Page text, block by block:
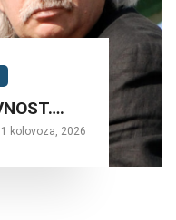
1 kolovoza, 2026